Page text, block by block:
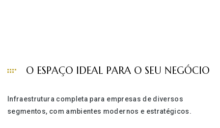
O ESPAÇO IDEAL PARA O SEU NEGÓCIO
Infraestrutura completa para empresas de diversos
segmentos, com ambientes modernos e estratégicos.